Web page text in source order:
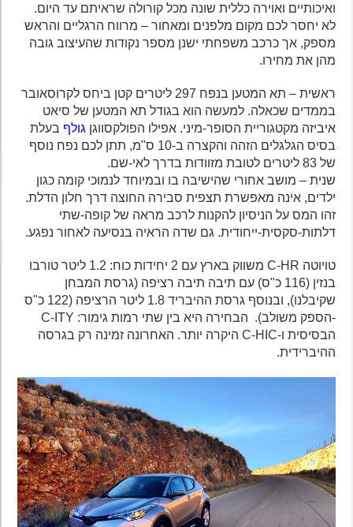
ואיכותיים ואוירה כללית שונה מכל קורולה שראיתם עד היום.
לא יחסר לכם מקום מלפנים ומאחור – מרווח הרגליים והראש
מספק, אך כרכב משפחתי ישנן מספר נקודות שהעיצוב גובה
מהן את מחירו.
ראשית – תא המטען בנפח 297 ליטרים קטן ביחס לקרוסאובר
בממדים שכאלה. למעשה הוא בגודל תא המטען של סיאט
איביזה מקטגוריית הסופר-מיני. אפילו הפולקסווגןגולףבעלת
בסיס הגלגלים הזהה והקצרה ב-10 ס"מ, תתן לכם נפח נוסף
של 83 ליטרים לטובת מזוודות בדרך לאי-שם.
שנית – מושב אחורי שהישיבה בו ובמיוחד לנמוכי קומה כגון
ילדים, אינה מאפשרת תצפית סבירה החוצה דרך חלון הדלת.
זהו המס על הניסיון להקנות לרכב מראה של קופה-שתי
דלתות-סקסית-ייחודית. גם שדה הראיה בנסיעה לאחור נפגע.
טויוטה C-HR משווק בארץ עם 2 יחידות כוח: 1.2 ליטר טורבו
בנזין (116 כ"ס) עם תיבה תיבה רציפה (גרסת המבחן
שקיבלנו), ובנוסף גרסת ההיבריד 1.8 ליטר הרציפה (122 כ"ס
-הספק משולב). הבחירה היא בין שתי רמות גימור: C-ITY
הבסיסית ו-C-HIC היקרה יותר. האחרונה זמינה רק בגרסה
ההיברידית.